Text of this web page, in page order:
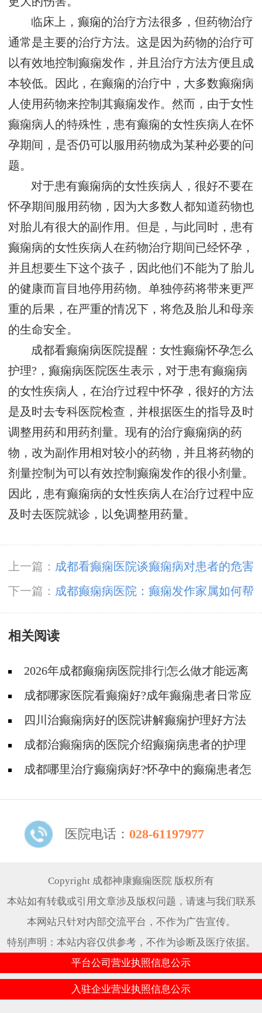
临床上，癫痫的治疗方法很多，但药物治疗
通常是主要的治疗方法。这是因为药物的治疗可
以有效地控制癫痫发作，并且治疗方法方便且成
本较低。因此，在癫痫的治疗中，大多数癫痫病
人使用药物来控制其癫痫发作。然而，由于女性
癫痫病人的特殊性，患有癫痫的女性疾病人在怀
孕期间，是否仍可以服用药物成为某种必要的问
题。
对于患有癫痫病的女性疾病人，很好不要在
怀孕期间服用药物，因为大多数人都知道药物也
对胎儿有很大的副作用。但是，与此同时，患有
癫痫病的女性疾病人在药物治疗期间已经怀孕，
并且想要生下这个孩子，因此他们不能为了胎儿
的健康而盲目地停用药物。单独停药将带来更严
重的后果，在严重的情况下，将危及胎儿和母亲
的生命安全。
成都看癫痫病医院提醒：女性癫痫怀孕怎么
护理?，癫痫病医院医生表示，对于患有癫痫病
的女性疾病人，在治疗过程中怀孕，很好的方法
是及时去专科医院检查，并根据医生的指导及时
调整用药和用药剂量。现有的治疗癫痫病的药
物，改为副作用相对较小的药物，并且将药物的
剂量控制为可以有效控制癫痫发作的很小剂量。
因此，患有癫痫病的女性疾病人在治疗过程中应
及时去医院就诊，以免调整用药量。
上一篇： 成都看癫痫医院谈癫痫病对患者的危害
下一篇： 成都癫痫病医院：癫痫发作家属如何帮
忙
相关阅读
2026年成都癫痫病医院排行|怎么做才能远离
癫痫？成都哪家医院看癫痫好?成年癫痫患者日常应
如何护理?
四川治癫痫病好的医院讲解癫痫护理好方法
有哪些?
成都治癫痫病的医院介绍癫痫病患者的护理
成都哪里治疗癫痫病好?怀孕中的癫痫患者怎
医院电话： 028-61197977
Copyright 成都神康癫痫医院 版权所有
本站如有转载或引用文章涉及版权问题，请速与我们联系
本网站只针对内部交流平台，不作为广告宣传。
特别声明：本站内容仅供参考，不作为诊断及医疗依据。
平台公司营业执照信息公示
入驻企业营业执照信息公示